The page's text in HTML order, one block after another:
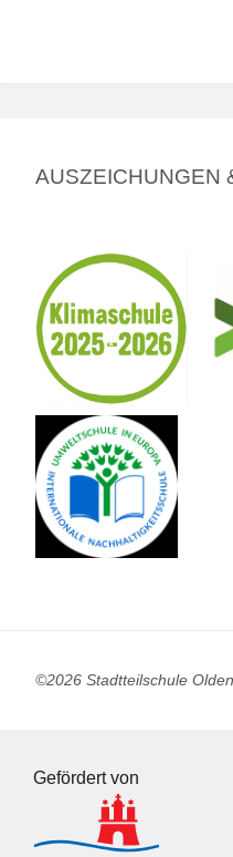
AUSZEICHUNGEN
©2026 Stadtteilschule
Gefördert von